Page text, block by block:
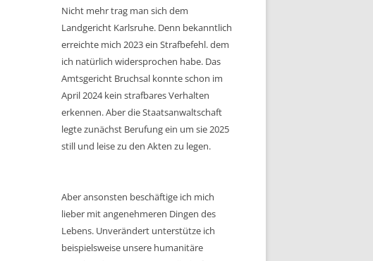
Nicht mehr trag man sich dem
Landgericht Karlsruhe. Denn bekanntlich
erreichte mich 2023 ein Strafbefehl. dem
ich natürlich widersprochen habe. Das
Amtsgericht Bruchsal konnte schon im
April 2024 kein strafbares Verhalten
erkennen. Aber die Staatsanwaltschaft
legte zunächst Berufung ein um sie 2025
still und leise zu den Akten zu legen.
Aber ansonsten beschäftige ich mich
lieber mit angenehmeren Dingen des
Lebens. Unverändert unterstütze ich
beispielsweise unsere humanitäre